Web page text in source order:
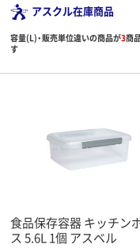
アスクル在庫商品
容量(L)・販売単位違いの商品が3商
す
食品保存容器 キッチン
ス 5.6L 1個 アスベル